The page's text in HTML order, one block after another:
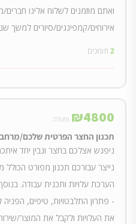
אירוחים/קמפינגים/סיורים למשך
2 תומכים
₪4800 ומעלה
תכנון החצר הפרטית שלכם/מרחב
ניפגש אצלכם בחצר ונבין יחד
נייצר עבורכם תכנון מפורט
הערכת עלויות ותכנית עבודה.
- פתרון התלבטויות, טיפים, הפניה
את העלויות ולקבל את המוצר/